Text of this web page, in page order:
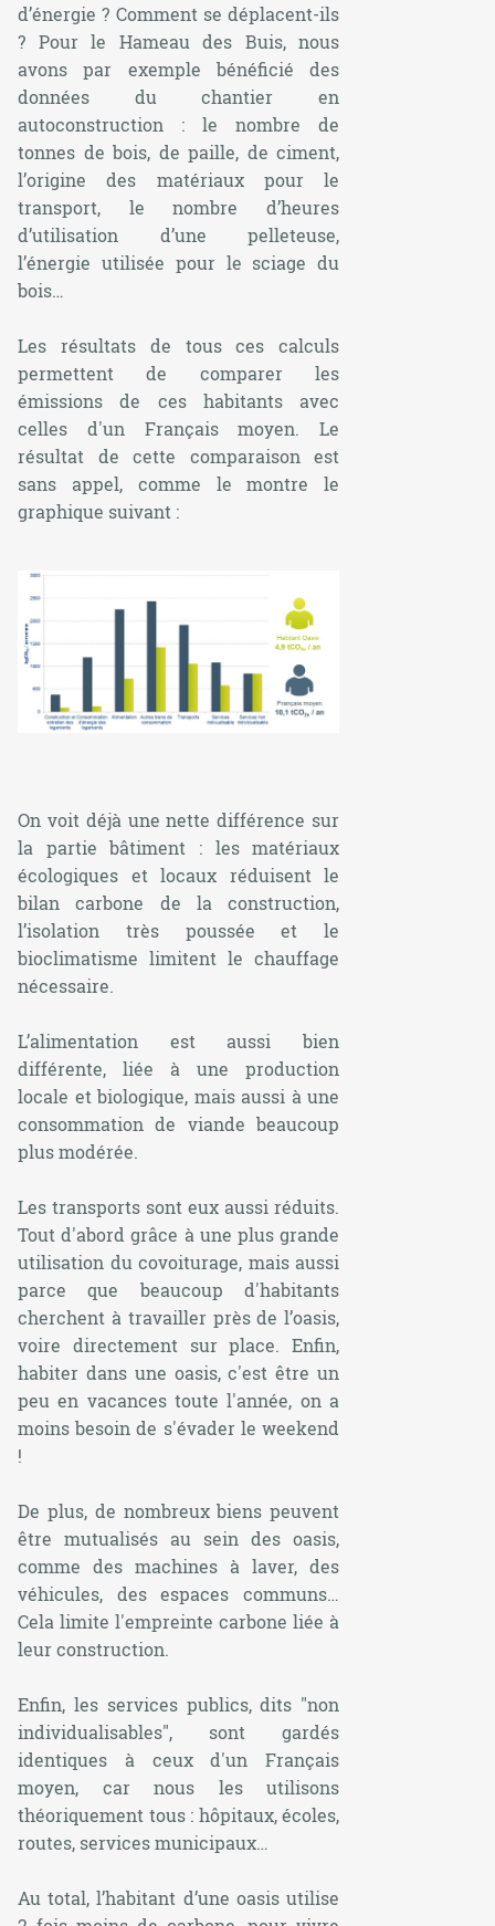
d’énergie ? Comment se déplacent-ils
? Pour le Hameau des Buis, nous
avons par exemple bénéficié des
données du chantier en
autoconstruction : le nombre de
tonnes de bois, de paille, de ciment,
l’origine des matériaux pour le
transport, le nombre d’heures
d’utilisation d’une pelleteuse,
l’énergie utilisée pour le sciage du
bois…
Les résultats de tous ces calculs
permettent de comparer les
émissions de ces habitants avec
celles d'un Français moyen. Le
résultat de cette comparaison est
sans appel, comme le montre le
graphique suivant :
On voit déjà une nette différence sur
la partie bâtiment : les matériaux
écologiques et locaux réduisent le
bilan carbone de la construction,
l’isolation très poussée et le
bioclimatisme limitent le chauffage
nécessaire.
L’alimentation est aussi bien
différente, liée à une production
locale et biologique, mais aussi à une
consommation de viande beaucoup
plus modérée.
Les transports sont eux aussi réduits.
Tout d'abord grâce à une plus grande
utilisation du covoiturage, mais aussi
parce que beaucoup d'habitants
cherchent à travailler près de l’oasis,
voire directement sur place. Enfin,
habiter dans une oasis, c'est être un
peu en vacances toute l'année, on a
moins besoin de s'évader le weekend
!
De plus, de nombreux biens peuvent
être mutualisés au sein des oasis,
comme des machines à laver, des
véhicules, des espaces communs…
Cela limite l'empreinte carbone liée à
leur construction.
Enfin, les services publics, dits "non
individualisables", sont gardés
identiques à ceux d'un Français
moyen, car nous les utilisons
théoriquement tous : hôpitaux, écoles,
routes, services municipaux…
Au total, l’habitant d’une oasis utilise